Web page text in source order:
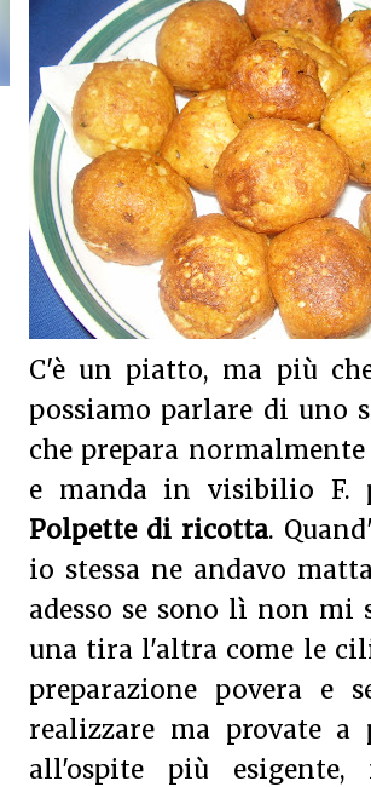
C'è un piatto, ma più
possiamo parlare di uno
che prepara
e manda in visibilio F.
Polpette di ricotta.
io stessa ne andavo
adesso se sono lì non mi
una tira l'altra come le
preparazione povera e
realizzare ma provate a
all'ospite più esigente,